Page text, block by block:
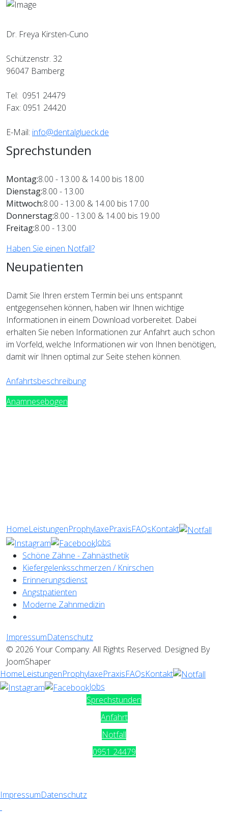
Dr. Freya Kirsten-Cuno
Schützenstr. 32
96047 Bamberg
Tel: 0951 24479
Fax: 0951 24420
E-Mail: info@dentalglueck.de
Sprechstunden
Montag:8.00 - 13.00 & 14.00 bis 18.00
Dienstag:8.00 - 13.00
Mittwoch:8.00 - 13.00 & 14.00 bis 17.00
Donnerstag:8.00 - 13.00 & 14.00 bis 19.00
Freitag:8.00 - 13.00
Haben Sie einen Notfall?
Neupatienten
Damit Sie Ihren erstem Termin bei uns entspannt
entgegensehen können, haben wir Ihnen wichtige
Informationen in einem Download vorbereitet. Dabei
erhalten Sie neben Informationen zur Anfahrt auch schon
im Vorfeld, welche Informationen wir von Ihnen benötigen,
damit wir Ihnen optimal zur Seite stehen können.
Anfahrtsbeschreibung
Anamnesebogen
HomeLeistungenProphylaxePraxisFAQsKontakt
Jobs
Schöne Zähne - Zahnästhetik
Kiefergelenksschmerzen / Knirschen
Erinnerungsdienst
Angstpatienten
Moderne Zahnmedizin
ImpressumDatenschutz
© 2026 Your Company. All Rights Reserved. Designed By
JoomShaper
HomeLeistungenProphylaxePraxisFAQsKontakt
Jobs
Sprechstunden
Anfahrt
Notfall
0951 24479
ImpressumDatenschutz